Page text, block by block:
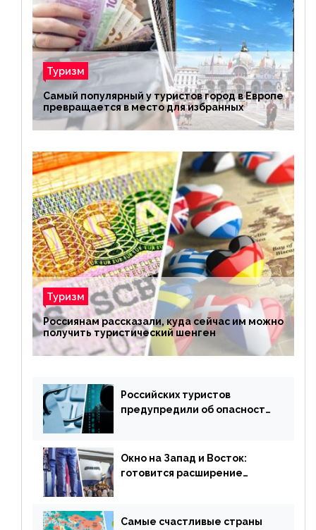
Туризм
Самый популярный у туристов город в Европе
превращается в место для избранных
Туризм
Россиянам рассказали, куда сейчас им можно
получить туристический шенген
Российских туристов
предупредили об опасности
Окно на Запад и Восток:
готовится расширение
Самые счастливые страны